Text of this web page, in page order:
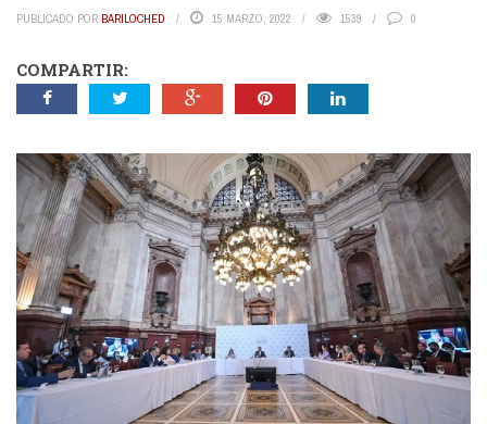
PUBLICADO POR BARILOCHED 15 MARZO, 2022 1539 0
COMPARTIR: